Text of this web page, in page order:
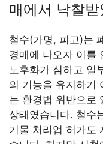
매에서 낙찰
철수(가명, 피고)는
경매에 나오자 이를
노후화가 심하고 일
의 기능을 유지하기
는 환경법 위반으로
상태였습니다. 철수
기물 처리업 허가도